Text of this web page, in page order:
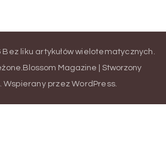
Bez liku artykułów wielotematycznych
Blossom Magazine | Stworzony
Wspierany przezWordPress